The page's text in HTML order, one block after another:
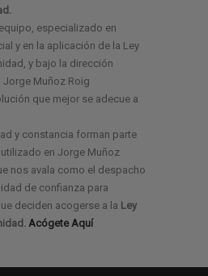
especializado en
y en la aplicación de la Ley
y bajo la dirección
Jorge Muñoz Roig
que mejor se adecue a
y constancia forman parte
en Jorge Muñoz
nos avala como el despacho
de confianza para
deciden acogerse a la Ley
Acógete Aquí